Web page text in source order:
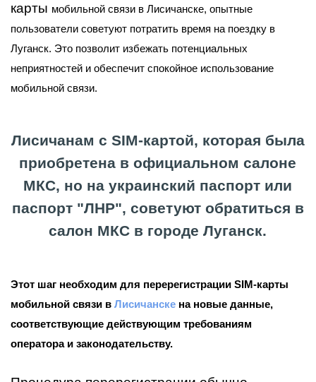
карты мобильной связи в Лисичанске, опытные
пользователи советуют потратить время на поездку в
Луганск. Это позволит избежать потенциальных
неприятностей и обеспечит спокойное использование
мобильной связи.
Лисичанам с SIM-картой, которая была
приобретена в официальном салоне
МКС, но на украинский паспорт или
паспорт "ЛНР", советуют обратиться в
салон МКС в городе Луганск.
Этот шаг необходим для перерегистрации SIM-карты
мобильной связи в Лисичанске на новые данные,
соответствующие действующим требованиям
оператора и законодательству.